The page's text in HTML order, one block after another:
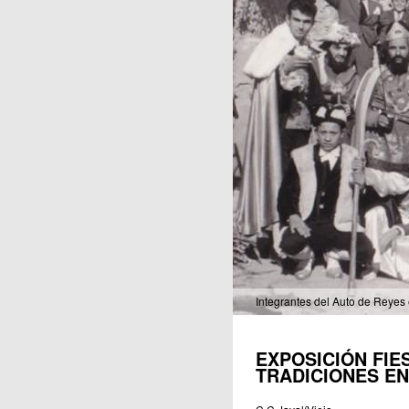
Integrantes del Auto de
EXPOSICIÓN
TRADICIONES